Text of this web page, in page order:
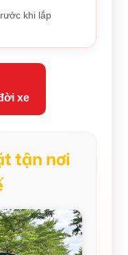
khi lắp
xe
tận nơi